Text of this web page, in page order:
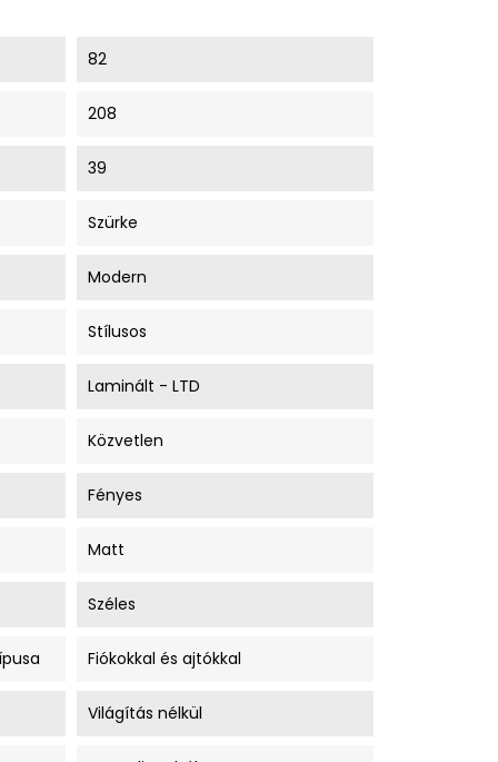
82
208
39
Szürke
Modern
Stílusos
Laminált - LTD
Közvetlen
Fényes
Matt
Széles
Fiókokkal és ajtókkal
Világítás nélkül